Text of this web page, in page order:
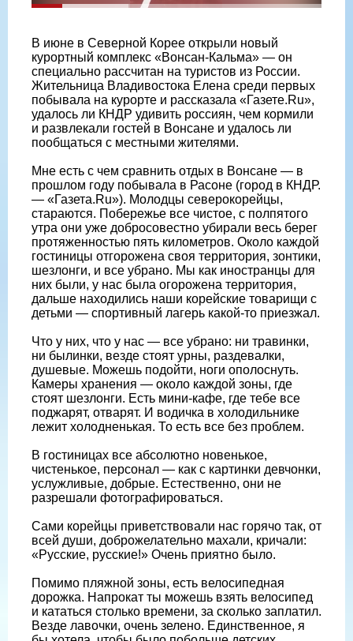
В июне в Северной Корее открыли новый
курортный комплекс «Вонсан-Кальма» — он
специально рассчитан на туристов из России.
Жительница Владивостока Елена среди первых
побывала на курорте и рассказала «Газете.Ru»,
удалось ли КНДР удивить россиян, чем кормили
и развлекали гостей в Вонсане и удалось ли
пообщаться с местными жителями.
Мне есть с чем сравнить отдых в Вонсане — в
прошлом году побывала в Расоне (город в КНДР.
— «Газета.Ru»). Молодцы северокорейцы,
стараются. Побережье все чистое, с полпятого
утра они уже добросовестно убирали весь берег
протяженностью пять километров. Около каждой
гостиницы отгорожена своя территория, зонтики,
шезлонги, и все убрано. Мы как иностранцы для
них были, у нас была огорожена территория,
дальше находились наши корейские товарищи с
детьми — cпортивный лагерь какой-то приезжал.
Что у них, что у нас — все убрано: ни травинки,
ни былинки, везде стоят урны, раздевалки,
душевые. Можешь подойти, ноги ополоснуть.
Камеры хранения — около каждой зоны, где
стоят шезлонги. Есть мини-кафе, где тебе все
поджарят, отварят. И водичка в холодильнике
лежит холодненькая. То есть все без проблем.
В гостиницах все абсолютно новенькое,
чистенькое, персонал — как с картинки девчонки,
услужливые, добрые. Естественно, они не
разрешали фотографироваться.
Сами корейцы приветствовали нас горячо так, от
всей души, доброжелательно махали, кричали:
«Русские, русские!» Очень приятно было.
Помимо пляжной зоны, есть велосипедная
дорожка. Напрокат ты можешь взять велосипед
и кататься столько времени, за сколько заплатил.
Везде лавочки, очень зелено. Единственное, я